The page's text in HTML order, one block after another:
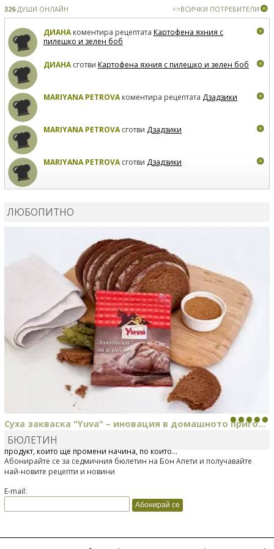
326ДУШИ ОНЛАЙН >>ВСИЧКИ ПОТРЕБИТЕЛИ
ДИАНАкоментира рецептата Картофена яхния с
пилешко и зелен боб
ДИАНАсготви Картофена яхния с пилешко и зелен боб
MARIYANA PETROVAкоментира рецептата Дзадзики
MARIYANA PETROVAсготви Дзадзики
MARIYANA PETROVAсготви Дзадзики
печени картофи
ЛЮБОПИТНО
Суха закваска "Yuva" – иновация в домашното приго...
Отскоро Лесафр България стартира предлагането на изцяло нов
продукт, който ще промени начина, по който...
БЮЛЕТИН
Абонирайте се за седмичния бюлетин на Бон Апети и получавайте
най-новите рецепти и новини
E-mail: